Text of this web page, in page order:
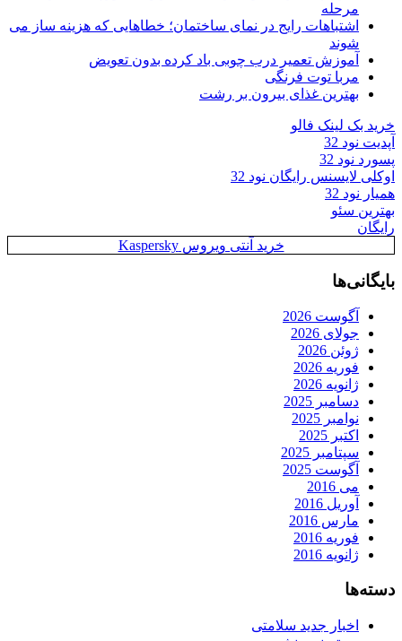
مرحله
اشتباهات رایج در نمای ساختمان؛ خطاهایی که هزینه ساز می
شوند
آموزش تعمیر درب چوبی باد کرده بدون تعویض
مربا توت فرنگی
بهترین غذای بیرون بر رشت
خرید بک لینک فالو
آپدیت نود 32
پسورد نود 32
اوکلی لایسنس رایگان نود 32
همیار نود 32
بهترین سئو
رایگان
خرید آنتی ویروس Kaspersky
بایگانی‌ها
آگوست 2026
جولای 2026
ژوئن 2026
فوریه 2026
ژانویه 2026
دسامبر 2025
نوامبر 2025
اکتبر 2025
سپتامبر 2025
آگوست 2025
می 2016
آوریل 2016
مارس 2016
فوریه 2016
ژانویه 2016
دسته‌ها
اخبار جدید سلامتی